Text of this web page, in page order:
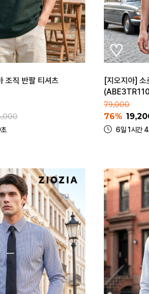
조직 반팔 티셔츠
[지오지아] 소
79,000
76%
6일 1시간